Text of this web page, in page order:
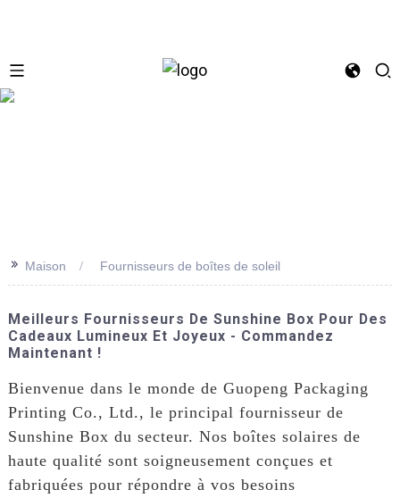
>> Maison Fournisseurs de boîtes de soleil
Meilleurs Fournisseurs De Sunshine Box Pour Des
Cadeaux Lumineux Et Joyeux - Commandez
Maintenant !
Bienvenue dans le monde de Guopeng Packaging
Printing Co., Ltd., le principal fournisseur de
Sunshine Box du secteur. Nos boîtes solaires de
haute qualité sont soigneusement conçues et
fabriquées pour répondre à vos besoins